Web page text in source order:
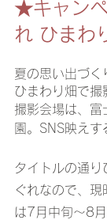
★キャン
れ ひまわ
夏の思い出づく
ひまわり畑で撮
撮影会場は、富
園。SNS映え
タイトルの通り
ぐれなので、
は7月中旬～8